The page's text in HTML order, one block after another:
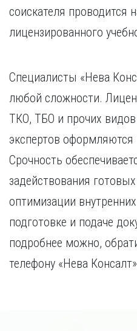
соискателя проводится
лицензированного
Специалисты «Нева
любой сложности.
ТКО, ТБО и прочих
экспертов
Срочность
задействования
оптимизации
подготовке и подаче
подробнее можно,
телефону «Нева